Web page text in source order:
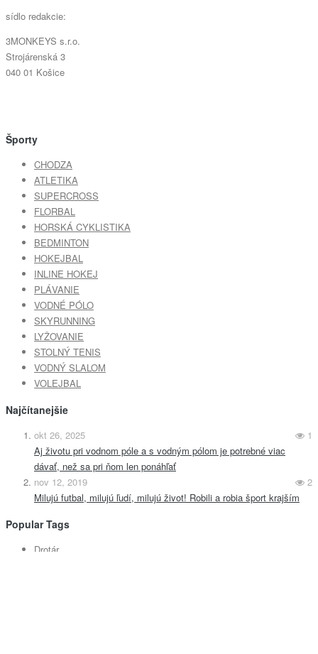
sídlo redakcie:
3MONKEYS s.r.o.
Strojárenská 3
040 01 Košice
Športy
CHODZA
ATLETIKA
SUPERCROSS
FLORBAL
HORSKÁ CYKLISTIKA
BEDMINTON
HOKEJBAL
INLINE HOKEJ
PLÁVANIE
VODNÉ PÓLO
SKYRUNNING
LYŽOVANIE
STOLNÝ TENIS
VODNÝ SLALOM
VOLEJBAL
Najčítanejšie
okt 26, 2025
1
Aj životu pri vodnom póle a s vodným pólom je potrebné viac
dávať, než sa pri ňom len ponáhľať
nov 12, 2019
2
Milujú futbal, milujú ľudí, milujú život! Robili a robia šport krajším
Popular Tags
Drotár